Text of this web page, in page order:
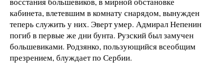
кабинета, влетевшим в комнату снарядом, вынужден
теперь служить у них. Эверт умер. Адмирал Непенин
погиб в первые же дни бунта. Рузский был замучен
большевиками. Родзянко, пользующийся всеобщим
презрением, блуждает по Сербии.